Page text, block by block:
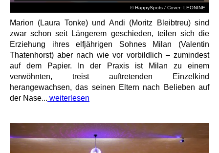
© HappySpots / Cover: LEONINE
Marion (Laura Tonke) und Andi (Moritz Bleibtreu) sind
zwar schon seit Längerem geschieden, teilen sich die
Erziehung ihres elfjährigen Sohnes Milan (Valentin
Thatenhorst) aber nach wie vor vorbildlich – zumindest
auf dem Papier. In der Praxis ist Milan zu einem
verwöhnten, treist auftretenden Einzelkind
herangewachsen, das seinen Eltern nach Belieben auf
der Nase... weiterlesen